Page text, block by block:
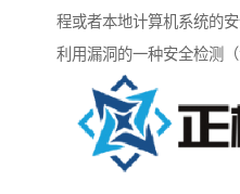
程或者本地计算机系统的
利用漏洞的一种安全检测（